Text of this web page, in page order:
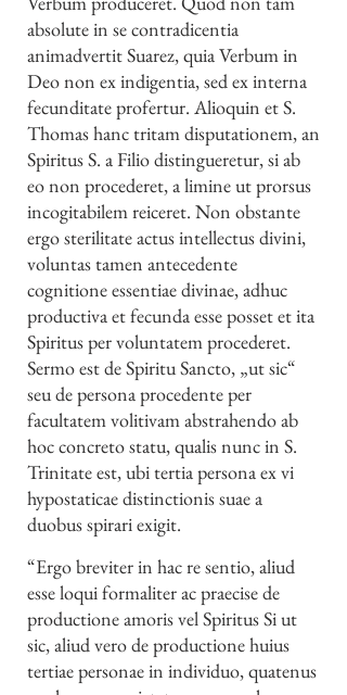
absolute in se contradicentia
animadvertit Suarez, quia Verbum in
Deo non ex indigentia, sed ex interna
fecunditate profertur. Alioquin et S.
Thomas hanc tritam disputationem, an
Spiritus S. a Filio distingueretur, si ab
eo non procederet, a limine ut prorsus
incogitabilem reiceret. Non obstante
ergo sterilitate actus intellectus divini,
voluntas tamen antecedente
cognitione essentiae divinae, adhuc
productiva et fecunda esse posset et ita
Spiritus per voluntatem procederet.
Sermo est de Spiritu Sancto, „ut sic“
seu de persona procedente per
facultatem volitivam abstrahendo ab
hoc concreto statu, qualis nunc in S.
Trinitate est, ubi tertia persona ex vi
hypostaticae distinctionis suae a
duobus spirari exigit.
“Ergo breviter in hac re sentio, aliud
esse loqui formaliter ac praecise de
productione amoris vel Spiritus Si ut
sic, aliud vero de productione huius
tertiae personae in individuo, quatenus